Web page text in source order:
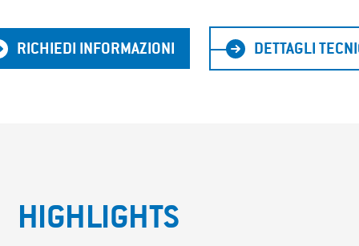
RICHIEDI INFORMAZIONI DETTAGLI
HIGHLIGHTS